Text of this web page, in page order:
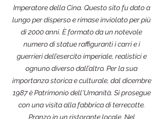
Imperatore della Cina. Questo sito fu dato a
lungo per disperso e rimase inviolato per più
di 2000 anni. È formato da un notevole
numero di statue raffiguranti i carri e i
guerrieri dell’esercito imperiale, realistici e
ognuno diverso dall’altro. Per la sua
importanza storica e culturale, dal dicembre
1987 è Patrimonio dell'Umanità. Si prosegue
con una visita alla fabbrica di terrecotte.
Pranzo in un ristorante locale. Nel